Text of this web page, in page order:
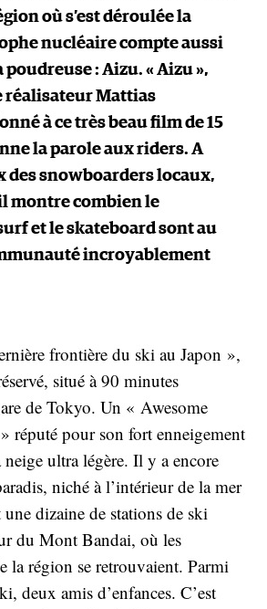
où s’est déroulée la
nucléaire compte aussi
: Aizu. « Aizu »,
réalisateur Mattias
à ce très beau film de 15
la parole aux riders. A
des snowboarders locaux,
montre combien le
et le skateboard sont au
incroyablement
frontière du ski au Japon »,
situé à 90 minutes
de Tokyo. Un « Awesome
réputé pour son fort enneigement
ultra légère. Il y a encore
niché à l’intérieur de la mer
dizaine de stations de ski
du Mont Bandai, où les
la région se retrouvaient. Parmi
deux amis d’enfances. C’est